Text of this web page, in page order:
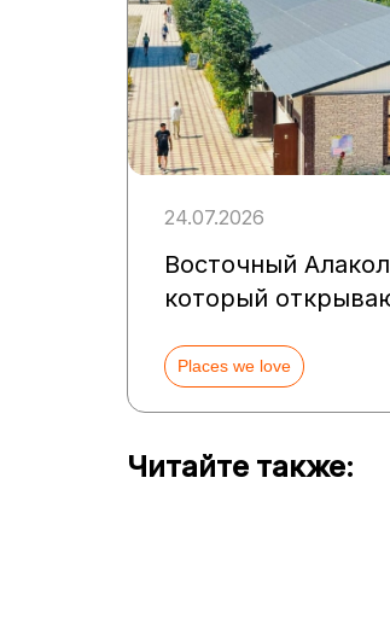
24.07.2026
Восточный
который
Places we love
Читайте также: